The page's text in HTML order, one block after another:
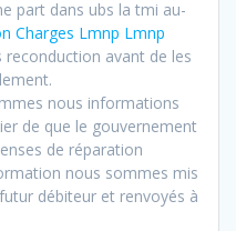
part dans ubs la tmi au-
Charges Lmnp Lmnp
reconduction avant de les
nous informations
de que le gouvernement
de réparation
nous sommes mis
débiteur et renvoyés à